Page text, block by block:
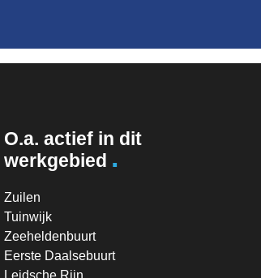
O.a. actief in dit
werkgebied .
Zuilen
Tuinwijk
Zeeheldenbuurt
Eerste Daalsebuurt
Leidsche Rijn